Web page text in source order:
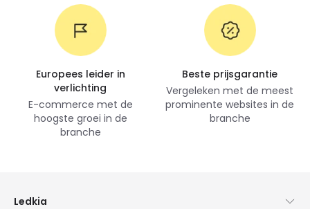
Europees leider in
verlichting
E-commerce met de
hoogste groei in de
branche
Beste prijsgarantie
Vergeleken met de meest
prominente websites in de
branche
Ledkia